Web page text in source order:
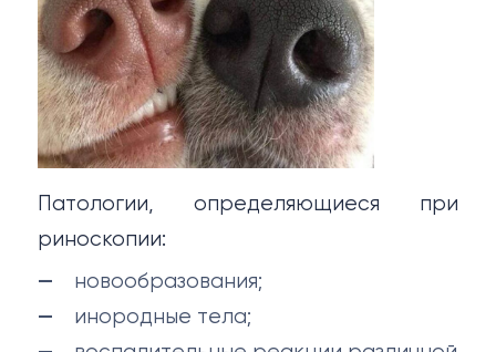
Патологии, определяющиеся при
риноскопии:
новообразования;
инородные тела;